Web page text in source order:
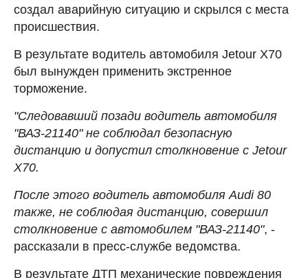
создал аварийную ситуацию и скрылся с места
происшествия.
В результате водитель автомобиля Jetour X70
был вынужден применить экстренное
торможение.
"Следовавший позади водитель автомобиля
"ВАЗ-21140" не соблюдал безопасную
дистанцию и допустил столкновение с Jetour
X70.
После этого водитель автомобиля Audi 80
также, не соблюдая дистанцию, совершил
столкновение с автомобилем "ВАЗ-21140", -
рассказали в пресс-службе ведомства.
В результате ДТП механические повреждения